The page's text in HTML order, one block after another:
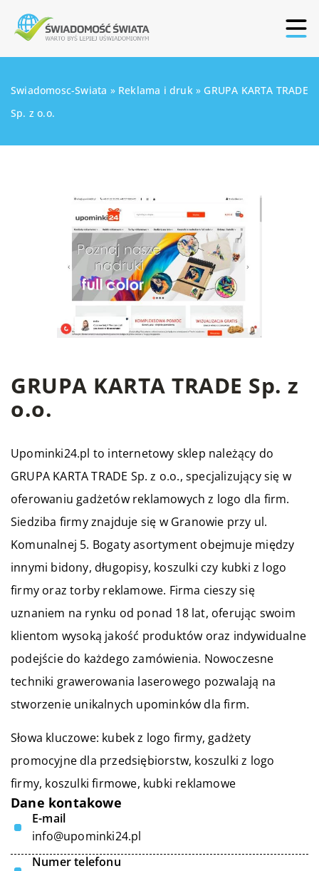
Swiadomosc-Swiata » Reklama i druk» GRUPA KARTA TRADE
Sp. z o.o.
GRUPA KARTA TRADE Sp. z
o.o.
Upominki24.pl to internetowy sklep należący do
GRUPA KARTA TRADE Sp. z o.o., specjalizujący się w
oferowaniu gadżetów reklamowych z logo dla firm.
Siedziba firmy znajduje się w Granowie przy ul.
Komunalnej 5. Bogaty asortyment obejmuje między
innymi bidony, długopisy, koszulki czy kubki z logo
firmy oraz torby reklamowe. Firma cieszy się
uznaniem na rynku od ponad 18 lat, oferując swoim
klientom wysoką jakość produktów oraz indywidualne
podejście do każdego zamówienia. Nowoczesne
techniki grawerowania laserowego pozwalają na
stworzenie unikalnych upominków dla firm.
Słowa kluczowe: kubek z logo firmy, gadżety
promocyjne dla przedsiębiorstw, koszulki z logo
firmy, koszulki firmowe, kubki reklamowe
Dane kontakowe
E-mail
info@upominki24.pl
Numer telefonu